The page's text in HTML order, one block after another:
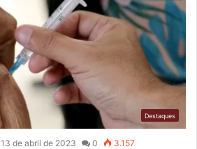
Destaques
13 de abril de 2023 0 3.157